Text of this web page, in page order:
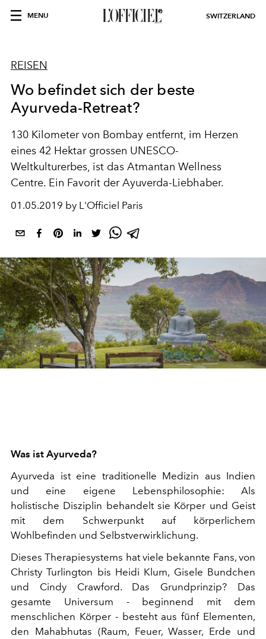
MENU SWITZERLAND
REISEN
Wo befindet sich der beste
Ayurveda-Retreat?
130 Kilometer von Bombay entfernt, im Herzen
eines 42 Hektar grossen UNESCO-
Weltkulturerbes, ist das Atmantan Wellness
Centre. Ein Favorit der Ayuverda-Liebhaber.
01.05.2019 by L'Officiel Paris
Was ist Ayurveda?
Ayurveda ist eine traditionelle Medizin aus Indien
und eine eigene Lebensphilosophie: Als
holistische Disziplin behandelt sie Körper und Geist
mit dem Schwerpunkt auf körperlichem
Wohlbefinden und Selbstverwirklichung.
Dieses Therapiesystems hat viele bekannte Fans, von
Christy Turlington bis Heidi Klum, Gisele Bundchen
und Cindy Crawford. Das Grundprinzip? Das
gesamte Universum - beginnend mit dem
menschlichen Körper - besteht aus fünf Elementen,
den Mahabhutas (Raum, Feuer, Wasser, Erde und